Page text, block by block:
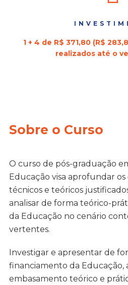
1 + 4 de R$ 371,80 (R$
realizados até o
Sobre o Curso
O curso de pós-graduação
Educação visa aprofundar
técnicos e teóricos
analisar de forma teórico-
da Educação no cenário
vertentes.
Investigar e apresentar de
financiamento da Educação,
embasamento teórico e